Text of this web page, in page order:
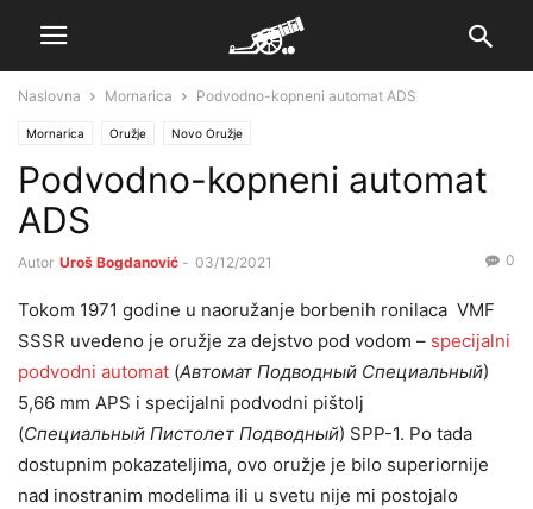
Naslovna Mornarica Podvodno-kopneni automat ADS
Mornarica Oružje Novo Oružje
Podvodno-kopneni automat
ADS
Autor Uroš Bogdanović - 03/12/2021 0
Tokom 1971 godine u naoružanje borbenih ronilaca VMF
SSSR uvedeno je oružje za dejstvo pod vodom – specijalni
podvodni automat (Автомат Подводный Специальный)
5,66 mm APS i specijalni podvodni pištolj
(Специальный Пистолет Подводный) SPP-1. Po tada
dostupnim pokazateljima, ovo oružje je bilo superiornije
nad inostranim modelima ili u svetu nije mi postojalo